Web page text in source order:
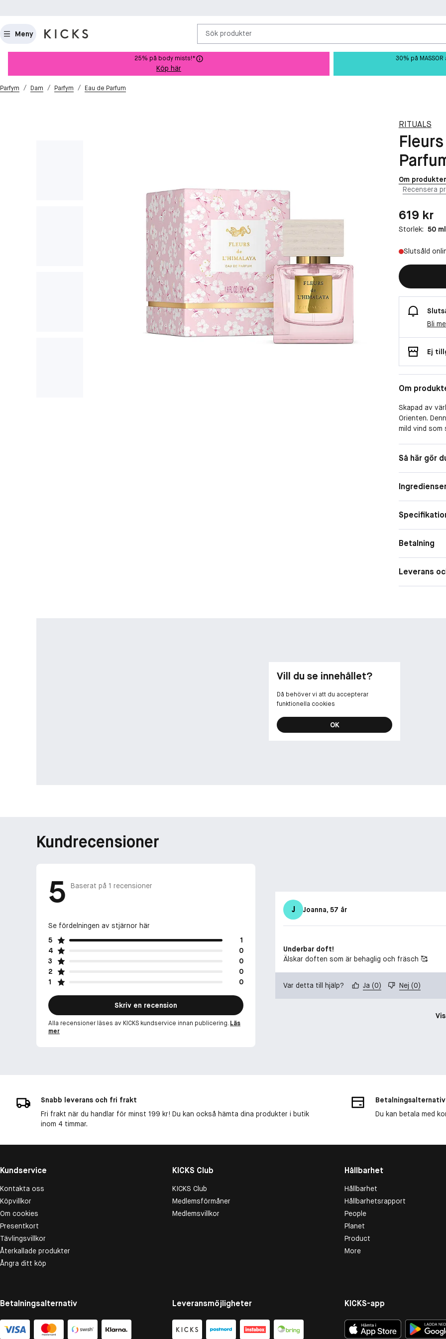
Meny Sök produkter
25% på body mists!*
Köp här
30% på
Parfym / Dam / Parfym / Eau de Parfum
RITUALS
Om
Recensera
Storlek: 50 ml
Pris: 619 kr
619 kr
Slutsåld
Bli
Ej
Om
Skapad av
Orienten.
mild vind som
fascinerande
Så här gör
Betalning
Leverans
Vill du se innehållet?
Då behöver vi att du accepterar
funktionella cookies
OK
Kundrecensioner
5 Baserat på 1 recensioner
Se fördelningen av stjärnor här
5
1
4
0
3
0
2
0
1
0
Skriv en recension
Alla recensioner läses av KICKS kundservice innan publicering. Läs
mer
J Joanna, 57 år
Underbar doft!
Älskar doften som är behaglig och fräsch 🥰
Var detta till hjälp? Ja (0) Nej (0)
Snabb leverans och fri frakt
Fri frakt när du handlar för minst 199 kr! Du kan också hämta dina produkter i butik
inom 4 timmar.
Betalningsalternativ
Du kan betala med
Kundservice
Kontakta oss
Köpvillkor
Om cookies
Presentkort
Tävlingsvillkor
Återkallade produkter
Ångra ditt köp
KICKS Club
KICKS Club
Medlemsförmåner
Medlemsvillkor
Hållbarhet
Hållbarhet
Hållbarhetsrapport
People
Planet
Product
More
Betalningsalternativ Leveransmöjligheter KICKS-app